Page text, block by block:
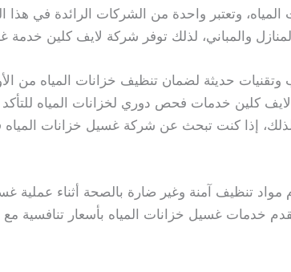
وتعتبر واحدة من الشركات الرائدة في
والمباني، لذلك توفر شركة لايف كلين خدمة
حديثة لضمان تنظيف خزانات المياه من
كلين خدمات فحص دوري لخزانات المياه للتأكد
إذا كنت تبحث عن شركة غسيل خزانات
تنظيف آمنة وغير ضارة بالصحة أثناء عملية
خدمات غسيل خزانات المياه بأسعار تنافسية